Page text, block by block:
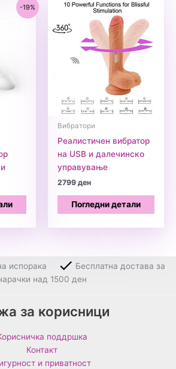
-19%
Вибратори
Реалистичен вибратор
на USB и далечинско
управување
2799ден
Погледни детали
испорака
Бесплатна достава за
над 1500 ден
за корисници
поддршка
Контакт
и приватност